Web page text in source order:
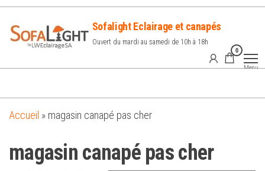
Sofalight Eclairage et canapés
Ouvert du mardi au samedi de 10h à 18h
0
Menu
Accueil » magasin canapé pas cher
magasin canapé pas cher